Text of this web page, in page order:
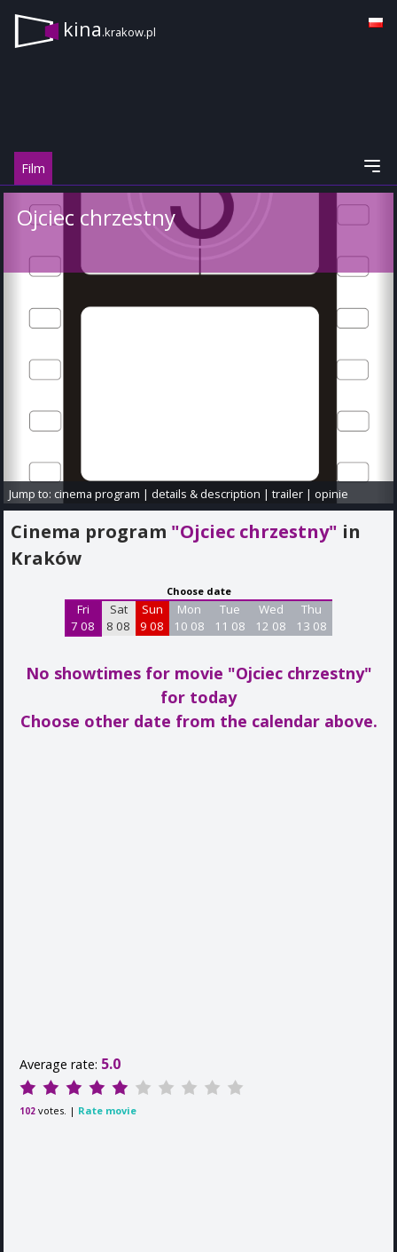
kina.krakow.pl
Film
Ojciec chrzestny
Jump to: cinema program |details & description |trailer |opinie
Cinema program "Ojciec chrzestny" in
Kraków
Choose date
Fri
7 08
Sat
8 08
Sun
9 08
Mon
10 08
Tue
11 08
Wed
12 08
Thu
13 08
No showtimes for movie "Ojciec chrzestny"
for today
Choose other date from the calendar above.
Average rate: 5.0
102 votes. | Rate movie